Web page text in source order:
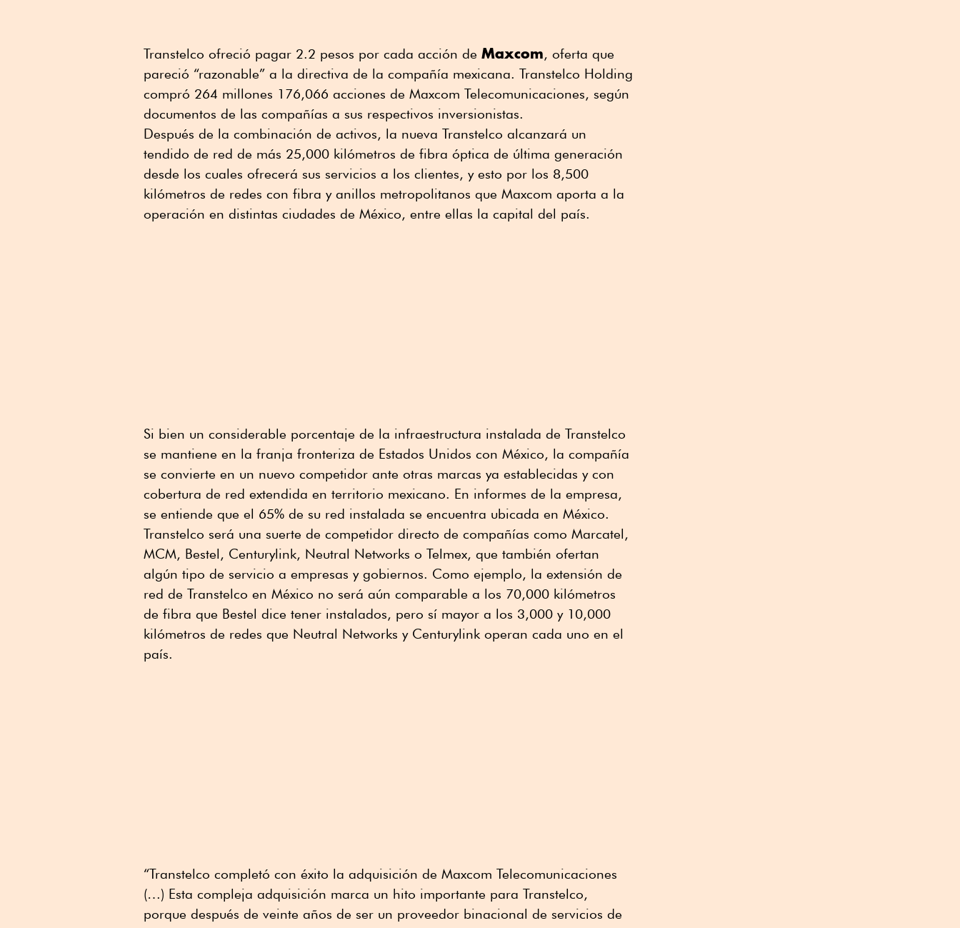
Transtelco ofreció pagar 2.2 pesos por cada acción de Maxcom, oferta que
pareció “razonable” a la directiva de la compañía mexicana. Transtelco Holding
compró 264 millones 176,066 acciones de Maxcom Telecomunicaciones, según
documentos de las compañías a sus respectivos inversionistas.
Después de la combinación de activos, la nueva Transtelco alcanzará un
tendido de red de más 25,000 kilómetros de fibra óptica de última generación
desde los cuales ofrecerá sus servicios a los clientes, y esto por los 8,500
kilómetros de redes con fibra y anillos metropolitanos que Maxcom aporta a la
operación en distintas ciudades de México, entre ellas la capital del país.
Si bien un considerable porcentaje de la infraestructura instalada de Transtelco
se mantiene en la franja fronteriza de Estados Unidos con México, la compañía
se convierte en un nuevo competidor ante otras marcas ya establecidas y con
cobertura de red extendida en territorio mexicano. En informes de la empresa,
se entiende que el 65% de su red instalada se encuentra ubicada en México.
Transtelco será una suerte de competidor directo de compañías como Marcatel,
MCM, Bestel, Centurylink, Neutral Networks o Telmex, que también ofertan
algún tipo de servicio a empresas y gobiernos. Como ejemplo, la extensión de
red de Transtelco en México no será aún comparable a los 70,000 kilómetros
de fibra que Bestel dice tener instalados, pero sí mayor a los 3,000 y 10,000
kilómetros de redes que Neutral Networks y Centurylink operan cada uno en el
país.
“Transtelco completó con éxito la adquisición de Maxcom Telecomunicaciones
(…) Esta compleja adquisición marca un hito importante para Transtelco,
porque después de veinte años de ser un proveedor binacional de servicios de